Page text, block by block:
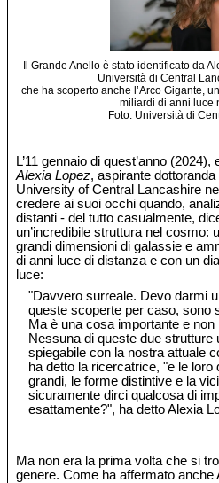
Il Grande Anello è stato identificato da
Università di Central
che ha scoperto anche l’Arco Gigante,
miliardi di anni luce
Foto: Università di
L’11 gennaio di quest’anno
Alexia Lopez, aspirante
University of Central Lancashire
credere ai suoi occhi quando,
distanti - del tutto casualmente,
un’incredibile struttura nel cosmo:
grandi dimensioni di galassie e
di anni luce di distanza e con un
luce:
"Davvero surreale. Devo darmi
queste scoperte per caso, sono
Ma è una cosa importante e
Nessuna di queste due strutture
spiegabile con la nostra attuale
ha detto la ricercatrice, "e le
grandi, le forme distintive e la
sicuramente dirci qualcosa di
esattamente?", ha detto Alexia
Ma non era la prima volta che si
genere. Come ha affermato anche